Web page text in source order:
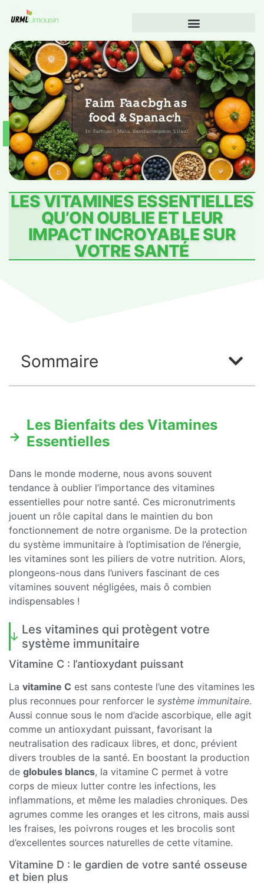
LES VITAMINES ESSENTIELLES
QU’ON OUBLIE ET LEUR
IMPACT INCROYABLE SUR
VOTRE SANTÉ
Sommaire
Les Bienfaits des Vitamines
Essentielles
Dans le monde moderne, nous avons souvent
tendance à oublier l’importance des vitamines
essentielles pour notre santé. Ces micronutriments
jouent un rôle capital dans le maintien du bon
fonctionnement de notre organisme. De la protection
du système immunitaire à l’optimisation de l’énergie,
les vitamines sont les piliers de votre nutrition. Alors,
plongeons-nous dans l’univers fascinant de ces
vitamines souvent négligées, mais ô combien
indispensables !
Les vitamines qui protègent votre
système immunitaire
Vitamine C : l’antioxydant puissant
La vitamine C est sans conteste l’une des vitamines les
plus reconnues pour renforcer le système immunitaire.
Aussi connue sous le nom d’acide ascorbique, elle agit
comme un antioxydant puissant, favorisant la
neutralisation des radicaux libres, et donc, prévient
divers troubles de la santé. En boostant la production
de globules blancs, la vitamine C permet à votre
corps de mieux lutter contre les infections, les
inflammations, et même les maladies chroniques. Des
agrumes comme les oranges et les citrons, mais aussi
les fraises, les poivrons rouges et les brocolis sont
d’excellentes sources naturelles de cette vitamine.
Vitamine D : le gardien de votre santé osseuse
et bien plus